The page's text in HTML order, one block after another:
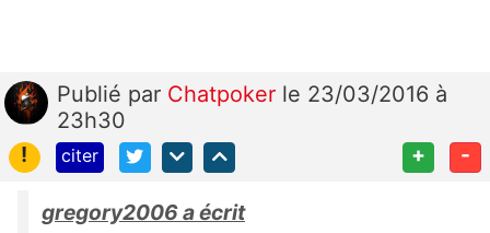
Publié par Chatpoker le 23/03/2016 à
23h30
!
citer + -
gregory2006 a écrit